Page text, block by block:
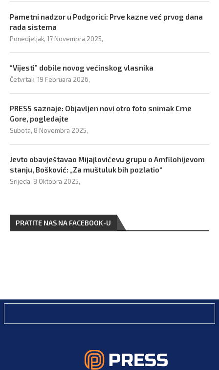
Pametni nadzor u Podgorici: Prve kazne već prvog dana
rada sistema
Ponedjeljak, 17 Novembra 2025,
“Vijesti” dobile novog većinskog vlasnika
Četvrtak, 19 Februara 2026,
PRESS saznaje: Objavljen novi otro foto snimak Crne
Gore, pogledajte
Subota, 8 Novembra 2025,
Jevto obavještavao Mijajlovićevu grupu o Amfilohijevom
stanju, Bošković: „Za muštuluk bih pozlatio“
Srijeda, 8 Oktobra 2025,
PRATITE NAS NA FACEBOOK-U